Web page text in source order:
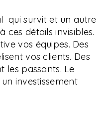
qui survit et un autre
ces détails invisibles.
vos équipes. Des
vos clients. Des
les passants. Le
investissement